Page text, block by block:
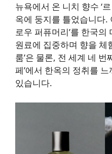
뉴욕에서 온 니치 향수 ‘
옥에 둥지를 틀었습니다.
로우 퍼퓨머리’를 한국
원료에 집중하며 향을 체
룸’은 물론, 전 세계 네 번
페’에서 한옥의 정취를
있습니다.